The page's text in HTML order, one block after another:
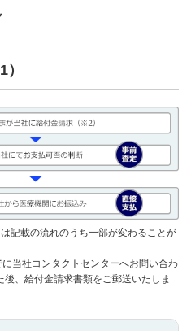
記載の流れのうち一部が変わることが
当社コンタクトセンターへお問い合わ
、給付金請求書類をご郵送いたしま